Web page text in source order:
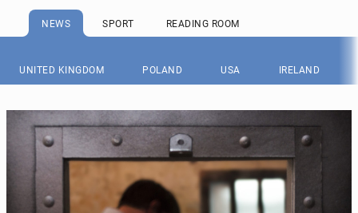
NEWS SPORT READING ROOM
UNITED KINGDOM POLAND USA IRELAND